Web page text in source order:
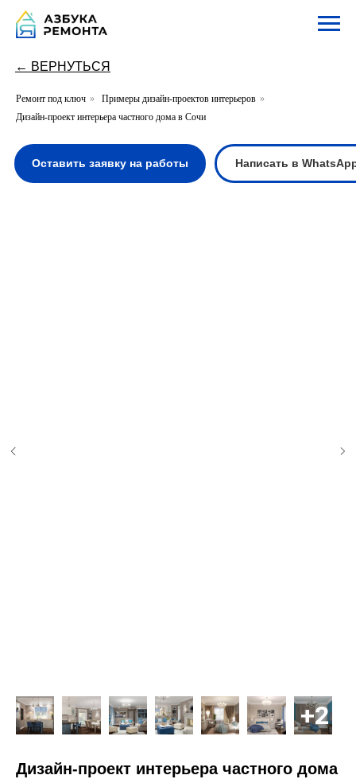
← ВЕРНУТЬСЯ
Ремонт под ключ » Примеры дизайн-проектов интерьеров »
Дизайн-проект интерьера частного дома в Сочи
Оставить заявку на работы Написать в WhatsApp
Дизайн-проект интерьера частного дома